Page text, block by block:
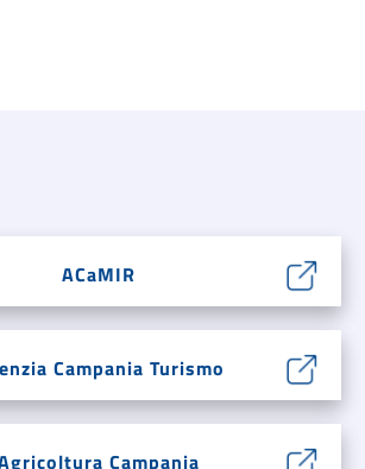
ACaMIR
Campania Turismo
Campania